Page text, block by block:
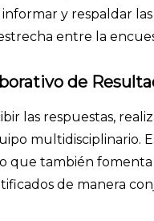
y respaldar
entre la
de
las respuestas,
multidisciplinario.
que también
de manera